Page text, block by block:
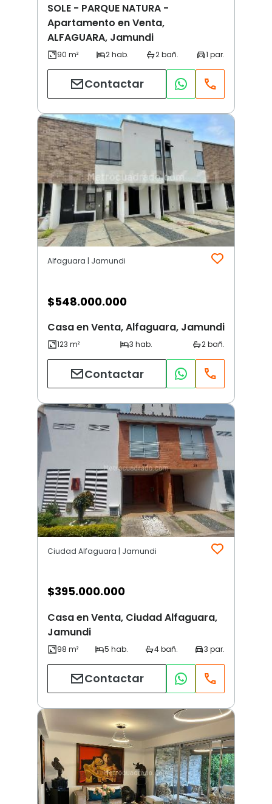
SOLE - PARQUE NATURA -
Apartamento en Venta,
ALFAGUARA, Jamundi
Contactar
Alfaguara | Jamundi
$548.000.000
Casa en Venta, Alfaguara, Jamundi
Contactar
Ciudad Alfaguara | Jamundi
$395.000.000
Casa en Venta, Ciudad Alfaguara,
Jamundi
Contactar